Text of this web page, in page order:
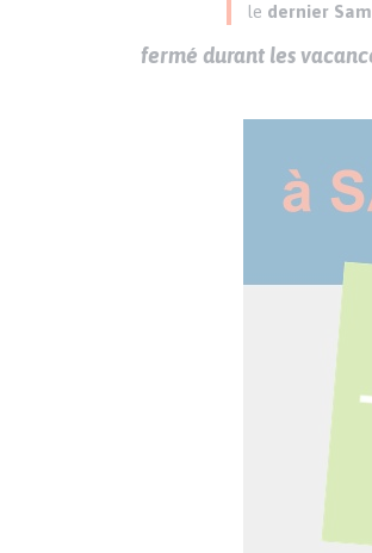
le dernier
fermé durant les